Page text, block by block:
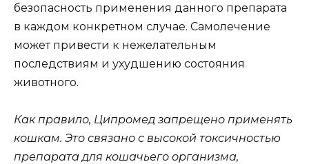
безопасность применения данного препарата
в каждом конкретном случае. Самолечение
может привести к нежелательным
последствиям и ухудшению состояния
животного.
Как правило, Ципромед запрещено применять
кошкам. Это связано с высокой токсичностью
препарата для кошачьего организма,